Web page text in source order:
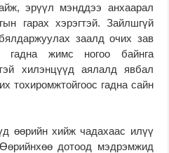
эрүүл мэнддээ анхаарал
гарах хэрэгтэй. Зайлшгүй
заалд очих зав
гадна жимс ногоо байнга
хилэнцүүд аялалд явбал
тохиромжтойгоос гадна сайн
өөрийн хийж чадахаас илүү
дотоод мэдрэмжид